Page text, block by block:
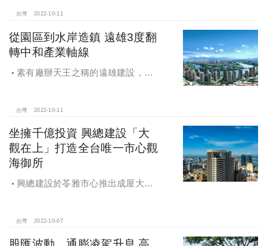
台灣 2022-10-11
從園區到水岸造鎮 遠雄3度翻
轉中和產業軸線
素有廠辦天王之稱的遠雄建設，了
辦、企業總部的門面形象，產線、研
台灣 2022-10-11
坐擁千億投資 興總建設「大
觀在上」打造全台唯一市心觀
海御所
興總建設於苓雅市心推出成屋大樓
天建築，將港都山海河港美景一覽無
台灣 2022-10-07